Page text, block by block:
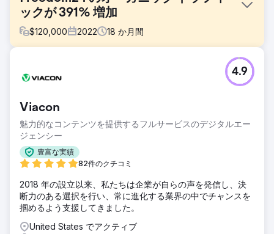
ックが 391% 増加
$120,000 2022 18 か月間
競争が激化する業界に身を置く当社は、米国、英国、ドイ
ツ、イタリア、スペイン、フランス、オランダ、ポーランド
ソルビッドのチームは、エキサイティングなオンライン証券
ブローカーに最大限の露出を提供し、オーガニック トラフィ
ックを増加させ、コンバージョンを促進するために、包括的
なコンテンツ マーケティング、デジタル PR、アウトリーチ
のあるブロガーやジャーナリストとつながりました。
結果
ニックランキングのキーワードが 335% 増加 - 623 件の掲載
Viacon
魅力的なコンテンツを提供するフルサービスのデジタルエー
ジェンシー
豊富な実績
82件のクチコミ
4.9
2018 年の設立以来、私たちは企業が自らの声を発信し、決
断力のある選択を行い、常に進化する業界の中でチャンスを
掴めるよう支援してきました。
United States でアクティブ